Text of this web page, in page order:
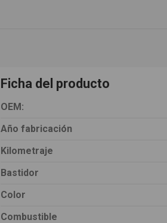
Ficha del producto
OEM:
Año fabricación
Kilometraje
Bastidor
Color
Combustible